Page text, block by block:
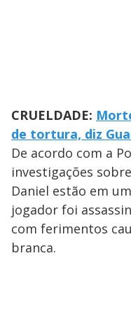
CRUELDADE:
de tortura, diz
De acordo com a
investigações
Daniel estão em
jogador foi
com ferimentos
branca.